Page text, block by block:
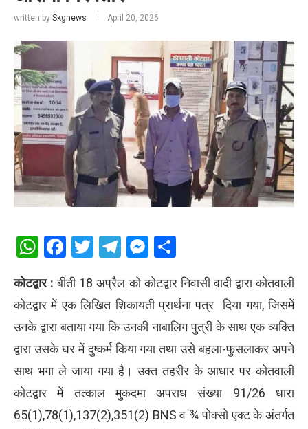
written by Skgnews April 20, 2026
WhatsApp
Facebook
Twitter
Telegram
Messenger
कोटद्वार :बीती 18 अप्रैल को कोटद्वार निवासी वादी द्वारा कोतवाली
कोटद्वार में एक लिखित शिकायती प्रार्थना पत्र दिया गया, जिसमें
उनके द्वारा बताया गया कि उनकी नाबालिग पुत्री के साथ एक व्यक्ति
द्वारा उसके घर में दुष्कर्म किया गया तथा उसे बहला-फुसलाकर अपने
साथ भगा ले जाया गया है। उक्त तहरीर के आधार पर कोतवाली
कोटद्वार में तत्काल मुकदमा अपराध संख्या 91/26 धारा
65(1),78(1),137(2),351(2) BNS व ¾ पोक्सो एक्ट के अंतर्गत